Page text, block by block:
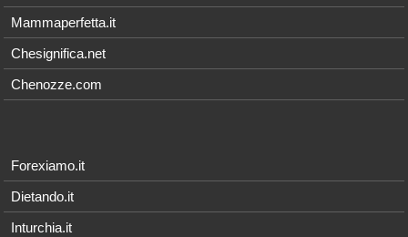
Mammaperfetta.it
Chesignifica.net
Chenozze.com
Forexiamo.it
Dietando.it
Inturchia.it